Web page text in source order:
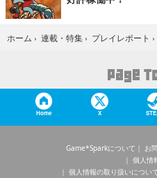
ホーム › 連載・特集 › プレイレポート ›
Home X
Game*Sparkについて お
個人情
個人情報の取り扱いについ